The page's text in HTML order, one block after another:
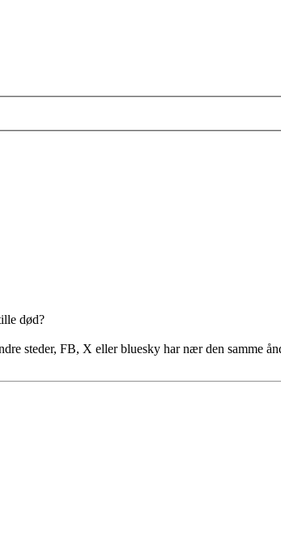
død?
steder, FB, X eller bluesky har nær den samme